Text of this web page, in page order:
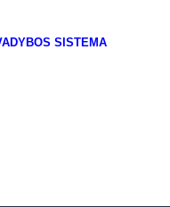
SISTEMA